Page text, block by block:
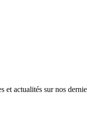
actualités sur nos